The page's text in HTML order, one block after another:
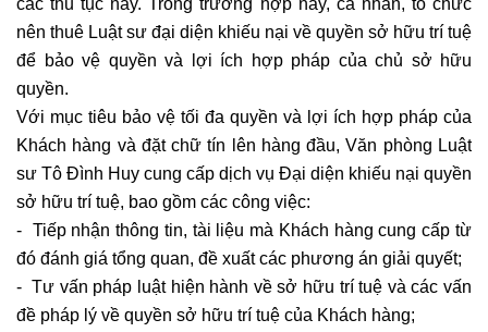
nên thuê Luật sư đại diện khiếu nại về quyền sở hữu trí tuệ
để bảo vệ quyền và lợi ích hợp pháp của chủ sở hữu
quyền.
Với mục tiêu bảo vệ tối đa quyền và lợi ích hợp pháp của
Khách hàng và đặt chữ tín lên hàng đầu, Văn phòng Luật
sư Tô Đình Huy cung cấp dịch vụ Đại diện khiếu nại quyền
sở hữu trí tuệ, bao gồm các công việc:
-  Tiếp nhận thông tin, tài liệu mà Khách hàng cung cấp từ
đó đánh giá tổng quan, đề xuất các phương án giải quyết;
-  Tư vấn pháp luật hiện hành về sở hữu trí tuệ và các vấn
đề pháp lý về quyền sở hữu trí tuệ của Khách hàng;